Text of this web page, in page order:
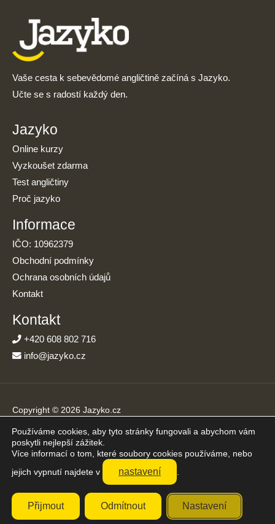
Vaše cesta k sebevědomé angličtině začíná s Jazyko.
Učte se s radostí každý den.
Jazyko
Online kurzy
Vyzkoušet zdarma
Test angličtiny
Proč jazyko
Informace
IČO: 10962379
Obchodní podmínky
Ochrana osobních údajů
Kontakt
Kontakt
+420 608 802 716
info@jazyko.cz
Copyright © 2026 Jazyko.cz
Online kurzy angličtiny s podporou živého lektora. Učíte se jen
20 minut denně.
Přijímáme platby online
Používáme cookies, aby tyto stránky fungovali a abychom vám
poskytli nejlepší zážitek.
Více informací o tom, které soubory cookies používáme, nebo
jejich vypnutí najdete v
nastavení
Přijmout Odmítnout Nastavení